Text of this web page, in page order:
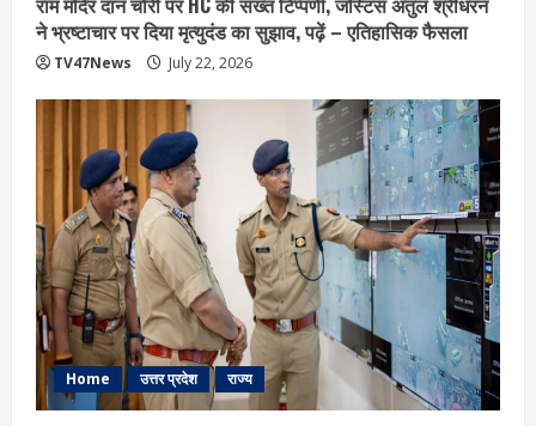
ने भ्रष्टाचार पर द‍िया मृत्युदंड का सुझाव, पढ़ें – एत‍िहास‍िक फैसला
TV47News July 22, 2026
Home उत्तर प्रदेश राज्य